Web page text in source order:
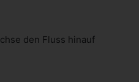
den Fluss hinauf